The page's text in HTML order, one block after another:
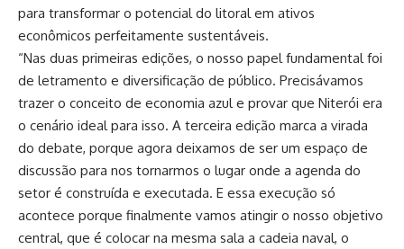
para transformar o potencial do litoral em ativos
econômicos perfeitamente sustentáveis.
“Nas duas primeiras edições, o nosso papel fundamental foi
de letramento e diversificação de público. Precisávamos
trazer o conceito de economia azul e provar que Niterói era
o cenário ideal para isso. A terceira edição marca a virada
do debate, porque agora deixamos de ser um espaço de
discussão para nos tornarmos o lugar onde a agenda do
setor é construída e executada. E essa execução só
acontece porque finalmente vamos atingir o nosso objetivo
central, que é colocar na mesma sala a cadeia naval, o